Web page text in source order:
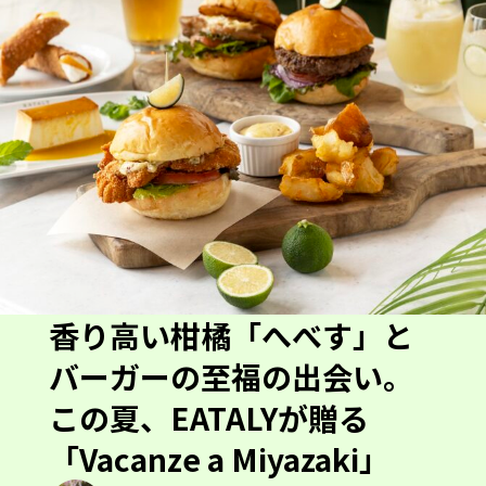
香り高い柑橘「へべす」と
バーガーの至福の出会い。
この夏、EATALYが贈る
「Vacanze a Miyazaki」